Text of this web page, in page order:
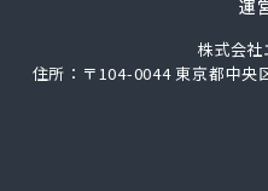
ス株式会社糸崎営業所
運
株式会社
住所：〒104-0044 東京都中央